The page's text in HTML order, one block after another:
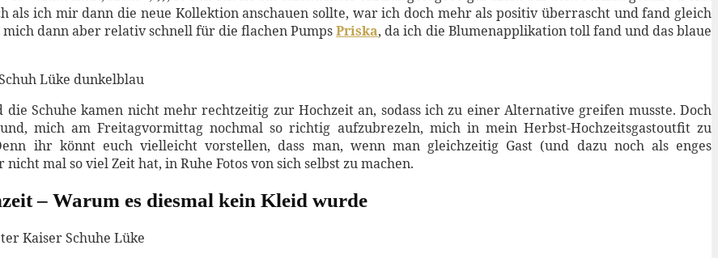
ich mir dann die neue Kollektion anschauen sollte, war ich doch mehr als positiv überrascht und fand gleich
dann aber relativ schnell für die flachen PumpsPriska, da ich die Blumenapplikation toll fand und das blaue
Schuhe kamen nicht mehr rechtzeitig zur Hochzeit an, sodass ich zu einer Alternative greifen musste. Doch
mich am Freitagvormittag nochmal so richtig aufzubrezeln, mich in mein Herbst-Hochzeitsgastoutfit zu
ihr könnt euch vielleicht vorstellen, dass man, wenn man gleichzeitig Gast (und dazu noch als enges
mal so viel Zeit hat, in Ruhe Fotos von sich selbst zu machen.
– Warum es diesmal kein Kleid wurde